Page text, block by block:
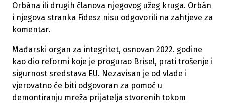
Orbána ili drugih članova njegovog užeg kruga. Orbán
i njegova stranka Fidesz nisu odgovorili na zahtjeve za
komentar.
Mađarski organ za integritet, osnovan 2022. godine
kao dio reformi koje je progurao Brisel, prati trošenje i
sigurnost sredstava EU. Nezavisan je od vlade i
vjerovatno će biti odgovoran za pomoć u
demontiranju mreža prijatelja stvorenih tokom